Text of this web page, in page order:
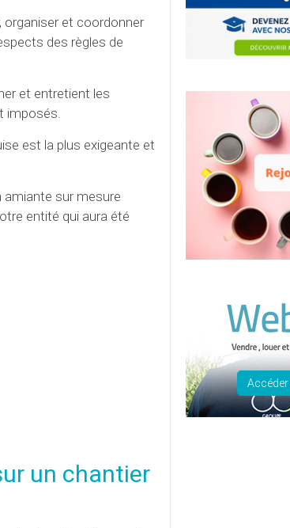
organiser et coordonner
des règles de
et entretient les
imposés.
est la plus exigeante et
amiante sur mesure
entité qui aura été
un chantier